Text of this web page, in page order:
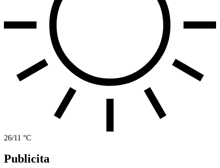
26/11 °C
Publicita